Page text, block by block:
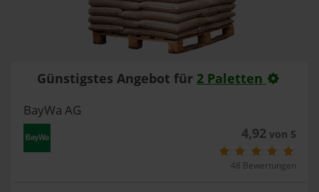
Günstigstes Angebot für 2 Paletten
BayWa AG
4,92von 5
48 Bewertungen